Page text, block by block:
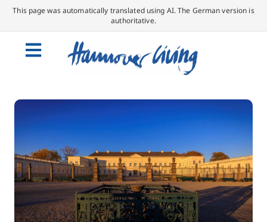
This page was automatically translated using AI. The German version is
authoritative.